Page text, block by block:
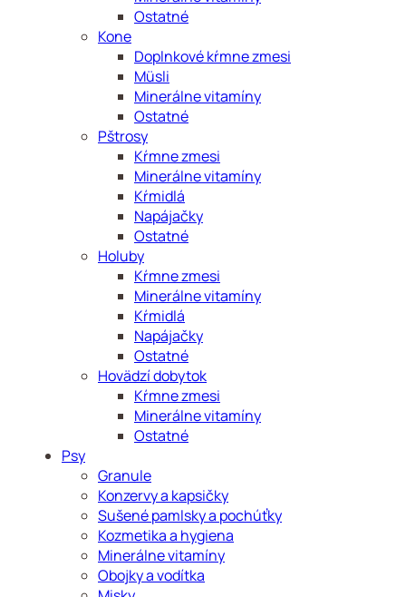
Ostatné
Kone
Doplnkové kŕmne zmesi
Müsli
Minerálne vitamíny
Ostatné
Pštrosy
Kŕmne zmesi
Minerálne vitamíny
Kŕmidlá
Napájačky
Ostatné
Holuby
Kŕmne zmesi
Minerálne vitamíny
Kŕmidlá
Napájačky
Ostatné
Hovädzí dobytok
Kŕmne zmesi
Minerálne vitamíny
Ostatné
Psy
Granule
Konzervy a kapsičky
Sušené pamlsky a pochúťky
Kozmetika a hygiena
Minerálne vitamíny
Obojky a vodítka